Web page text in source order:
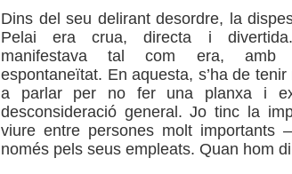
Dins del seu delirant desordre, la
Pelai era crua, directa i
manifestava tal com era, amb
espontaneïtat. En aquesta, s’ha de
a parlar per no fer una planxa i
desconsideració general. Jo tinc la
viure entre persones molt importants
només pels seus empleats. Quan hom